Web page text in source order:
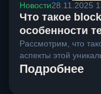
Новости28.11.2025
Что такое
особенности
Рассмотрим, что
аспекты этой
Подробнее